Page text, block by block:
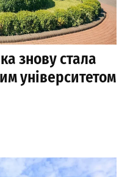
знову стала
університетом